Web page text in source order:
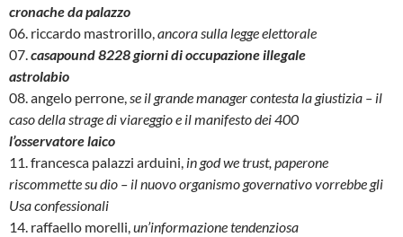
cronache da palazzo
06. riccardo mastrorillo,ancora sulla legge elettorale
07.casapound 8228 giorni di occupazione illegale
astrolabio
08. angelo perrone,se il grande manager contesta la giustizia – il
caso della strage di viareggio e il manifesto dei 400
l’osservatore laico
11. francesca palazzi arduini, in god we trust, paperone
riscommette su dio – il nuovo organismo governativo vorrebbe gli
Usa confessionali
14. raffaello morelli,un’informazione tendenziosa